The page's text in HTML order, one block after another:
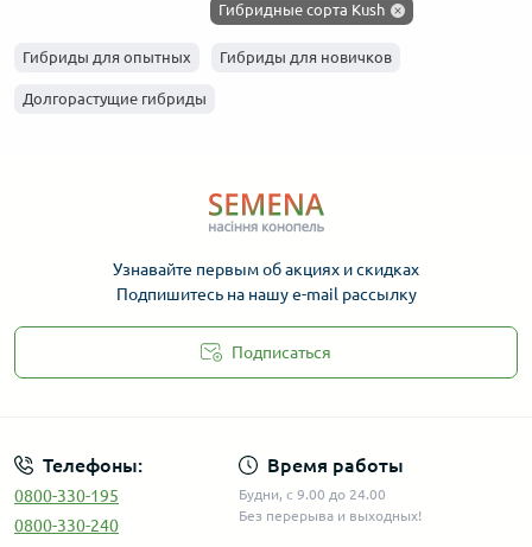
Гибридные сорта Kush
Гибридные сорта Haze
Гибриды для опытных Гибриды для новичков
Долгорастущие гибриды
Узнавайте первым об акциях и скидках
Подпишитесь на нашу e-mail рассылку
Подписаться
Телефоны:
0800-330-195
0800-330-240
Время работы
Будни, с 9.00 до 24.00
Без перерыва и выходных!